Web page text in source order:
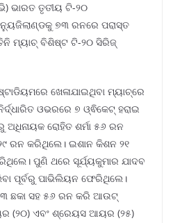
ଭାରତ ତୃତୀୟ ଟି-୨୦
ନ୍ୟୁଜିଲାଣ୍ଡକୁ ୭୩ ରନରେ ପରାସ୍ତ
ମ୍ୟାଚ୍ ବିଶିଷ୍ଟ ଟି-୨୦ ସିରିଜ୍‌
ଖେଳାଯାଇଥିବା ମ୍ୟାଚ୍‌ରେ
ଓଭରରେ ୭ ଓ୍ଵିକେଟ୍ ହରାଇ
ରୋହିତ ଶର୍ମା ୫୬ ରନ
ରନ କରିଥିଲେ। ଇଶାନ କିଶନ ୨୧
ପୁଣି ଥରେ ସୂର୍ଯ୍ୟକୁମାର ଯାଦବ
ପୂର୍ବରୁ ପାଭିଲିୟନ ଫେରିଥିଲେ।
ଛକା ସହ ୫୬ ରନ କରି ଆଉଟ୍
(୨୦) ଏବଂ ଶ୍ରେୟସ ଆୟର (୨୫)